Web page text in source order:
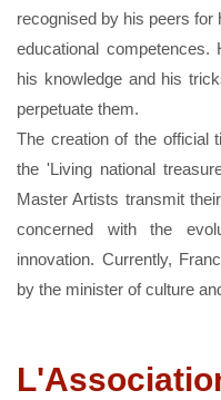
recognised by his peers for
educational
his knowledge and his
perpetuate them.
The creation of the official
the 'Living national
Master Artists transmit
concerned with the
innovation. Currently,
by the minister of culture